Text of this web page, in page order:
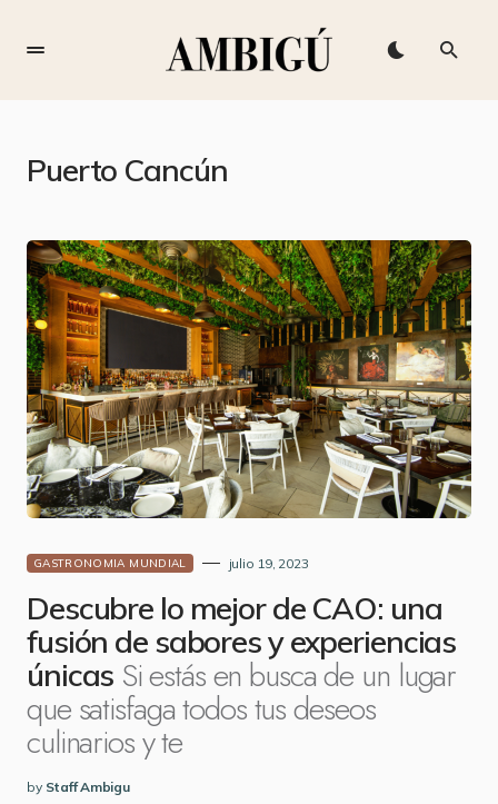
Puerto Cancún
GASTRONOMIA MUNDIAL julio 19, 2023
Descubre lo mejor de CAO: una
fusión de sabores y experiencias
únicas Si estás en busca de un lugar
que satisfaga todos tus deseos
culinarios y te
by Staff Ambigu